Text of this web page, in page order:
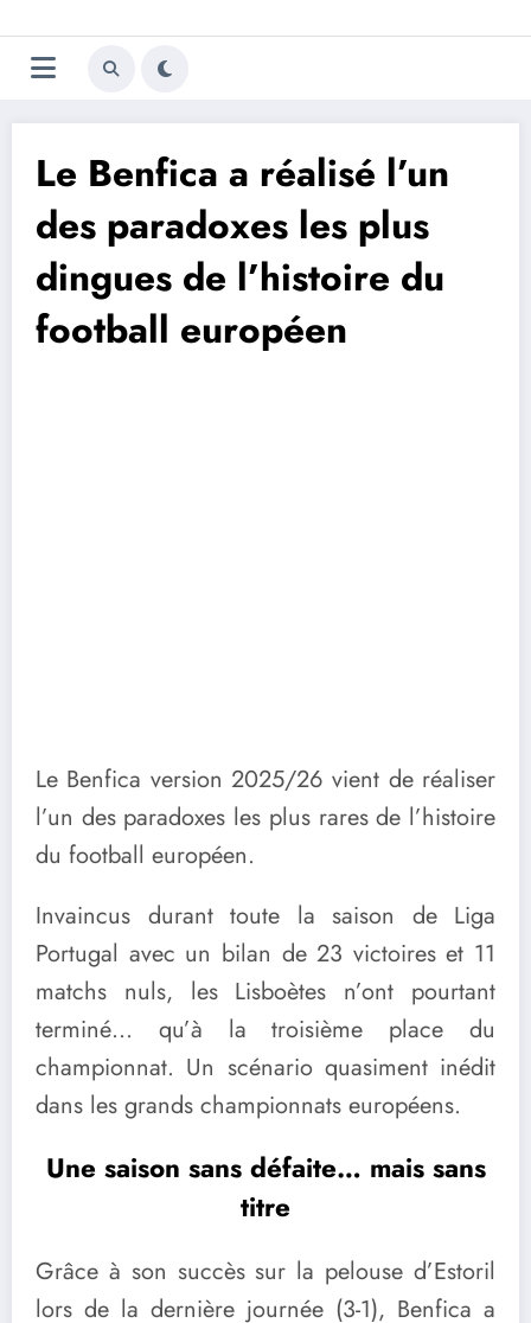
au
contenu
Trivela
L'actualité du football
Le Benfica a réalisé l’un
des paradoxes les plus
dingues de l’histoire du
football européen
Le Benfica version 2025/26 vient de réaliser
l’un des paradoxes les plus rares de l’histoire
du football européen.
Invaincus durant toute la saison de Liga
Portugal avec un bilan de 23 victoires et 11
matchs nuls, les Lisboètes n’ont pourtant
terminé… qu’à la troisième place du
championnat. Un scénario quasiment inédit
dans les grands championnats européens.
Une saison sans défaite… mais sans
titre
Grâce à son succès sur la pelouse d’Estoril
lors de la dernière journée (3-1), Benfica a